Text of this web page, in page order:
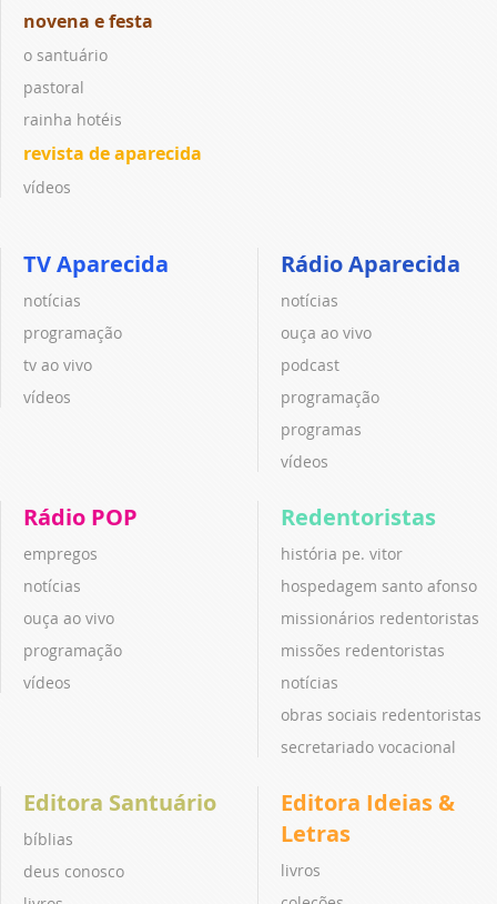
novena e festa
o santuário
pastoral
rainha hotéis
revista de aparecida
vídeos
TV Aparecida
notícias
programação
tv ao vivo
vídeos
Rádio Aparecida
notícias
ouça ao vivo
podcast
programação
programas
vídeos
Rádio POP
empregos
notícias
ouça ao vivo
programação
vídeos
Redentoristas
história pe. vitor
hospedagem santo afonso
missionários redentoristas
missões redentoristas
notícias
obras sociais redentoristas
secretariado vocacional
Editora Santuário
bíblias
deus conosco
Editora Ideias &
Letras
livros